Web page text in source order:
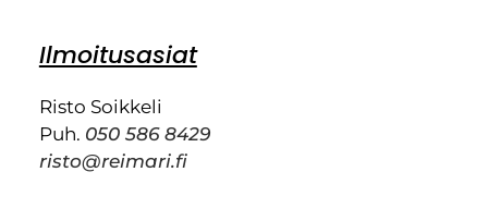
Ilmoitusasiat
Risto Soikkeli
Puh. 050 586 8429
risto@reimari.fi